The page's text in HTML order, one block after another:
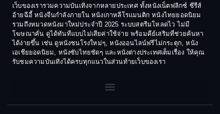
Culture
Dance เต้น
Dark Comedy ตลกร้าย
DC
Detective
1974
1973
1972
1971
1970
1969
1968
1964
เว็บของเรารวมความบันเทิงจากหลายประเทศ ทั้งหนังเน็ตฟลิกซ์ ซีรีส์
อ้ายฉีอี้ หนังจีนกำลังภายใน หนังเกาหลีโรแมนติก หนังไทยยอดนิยม
รวมถึงหมวดหนังมาใหม่ประจำปี 2025 ระบบสตรีมโหลดไว ไม่มี
โฆษณาคั่น ดูได้ทันทีแบบไม่เสียค่าใช้จ่าย พร้อมคีย์เสริมที่ช่วยค้นหา
ได้ง่ายขึ้น เช่น ดูหนังชนโรงใหม่ๆ, หนังออนไลน์ฟรีไม่กระตุก, หนัง
เอเชียยอดนิยม, หนังซับไทยชัดๆ และหนังต่างประเทศเต็มเรื่อง ให้คุณ
รับชมความบันเทิงได้ครบทุกแนวในส่วนท้ายเว็บของเรา